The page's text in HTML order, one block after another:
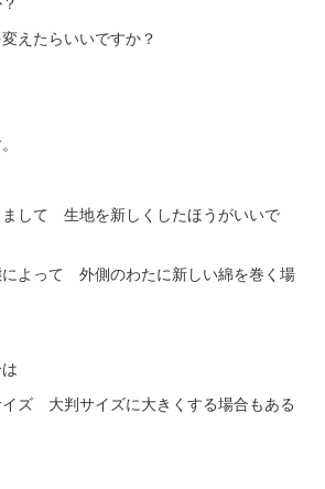
えたらいいですか？
して 生地を新しくしたほうがいいで
よって 外側のわたに新しい綿を巻く場
は
ズ 大判サイズに大きくする場合もある